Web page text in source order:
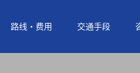
路线・费用 交通手段